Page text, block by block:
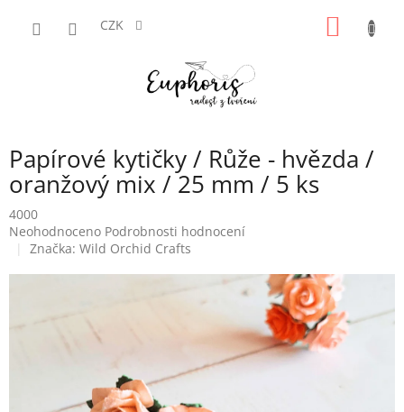
CZK
Papírové kytičky / Růže - hvězda /
oranžový mix / 25 mm / 5 ks
4000
Průměrné
hodnocení
hvězdiček.
Neohodnoceno Podrobnosti hodnocení
Značka: Wild Orchid Crafts